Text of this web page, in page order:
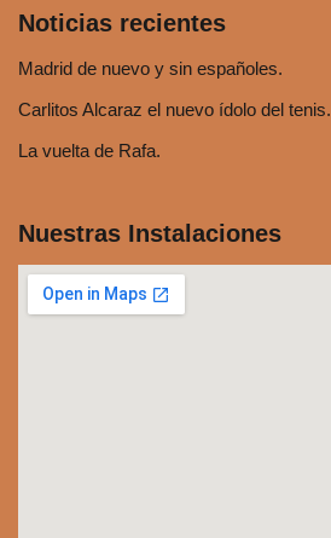
Noticias recientes
Madrid de nuevo y sin españoles.
Carlitos Alcaraz el nuevo ídolo del tenis.
La vuelta de Rafa.
Nuestras Instalaciones